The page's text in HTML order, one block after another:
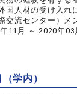
国人材の受け入れ
交流センター）メ
11月 ～ 2020年03
学内）